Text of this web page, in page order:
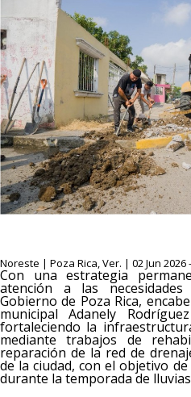
Noreste | Poza Rica, Ver. | 02 Jun 2026
Con una estrategia
atención a las
Gobierno de Poza Rica,
municipal Adanely
fortaleciendo la
mediante trabajos de
reparación de la red de
de la ciudad, con el objetivo
durante la temporada de